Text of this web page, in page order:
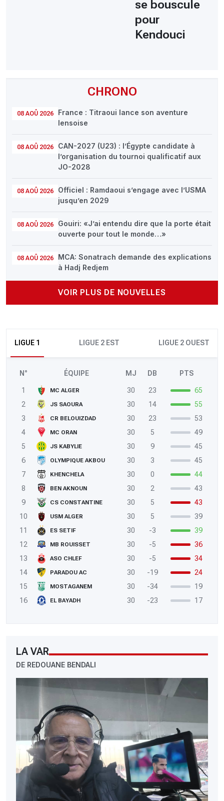
CHRONO
08 AOÛ 2026
France : Titraoui lance son aventure
lensoise
08 AOÛ 2026
CAN-2027 (U23) : l’Égypte candidate à
l’organisation du tournoi qualificatif aux
JO-2028
08 AOÛ 2026
Officiel : Ramdaoui s’engage avec l’USMA
jusqu’en 2029
08 AOÛ 2026
Gouiri: «J’ai entendu dire que la porte était
ouverte pour tout le monde…»
08 AOÛ 2026
MCA: Sonatrach demande des explications
à Hadj Redjem
VOIR PLUS DE NOUVELLES
LIGUE 1 LIGUE 2 EST LIGUE 2 OUEST
N° ÉQUIPE MJ DB PTS
1 MC ALGER 30 23
65
2
JS SAOURA 30 14
55
3
CR BELOUIZDAD 30 23
53
4
MC ORAN 30 5
49
5
JS KABYLIE 30 9
45
6
OLYMPIQUE AKBOU 30 3
45
7
KHENCHELA 30 0
44
8
BEN AKNOUN 30 2
43
9
CS CONSTANTINE 30 5
43
10
USM ALGER 30 5
39
11
ES SETIF 30 -3
39
12
MB ROUISSET 30 -5
36
13
ASO CHLEF 30 -5
34
14
PARADOU AC 30 -19
24
15
MOSTAGANEM 30 -34
19
16
EL BAYADH 30 -23 17
LA VAR
DE REDOUANE BENDALI
se bouscule
pour
Kendouci